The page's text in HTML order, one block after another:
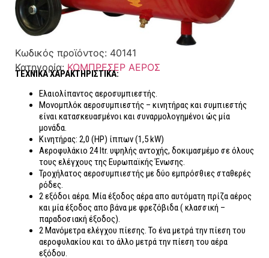
Κωδικός προϊόντος: 40141
Κατηγορία: ΚΟΜΠΡΕΣΕΡ ΑΕΡΟΣ
ΤΕΧΝΙΚΑ ΧΑΡΑΚΤΗΡΙΣΤΙΚΑ:
Ελαιολίπαντος αεροσυμπιεστής.
Μονομπλόκ αεροσυμπιεστής – κινητήρας και συμπιεστής
είναι κατασκευασμένοι και συναρμολογημένοι ώς μία
μονάδα.
Κινητήρας: 2,0 (ΗΡ) ίππων (1,5 kW)
Αεροφυλάκιο 24 ltr. υψηλής αντοχής, δοκιμασμέμο σε όλους
τους ελέγχους της Ευρωπαϊκής Ένωσης.
Τροχήλατος αεροσυμπιεστής με δύο εμπρόσθιες σταθερές
ρόδες.
2 εξόδοι αέρα. Μία έξοδος αέρα απο αυτόματη πρίζα αέρος
και μία έξοδος απο βάνα με φρεζόβιδα ( κλασσική –
παραδοσιακή έξοδος).
2 Μανόμετρα ελέγχου πίεσης. Το ένα μετρά την πίεση του
αεροφυλακίου και το άλλο μετρά την πίεση του αέρα
εξόδου.